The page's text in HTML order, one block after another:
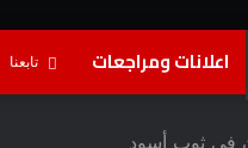
اعلانات ومراجعات تابعنا